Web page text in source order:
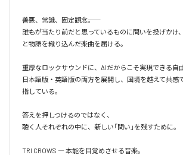
善悪、常識、固定観念――。
誰もが当たり前だと思っているものに問いを投げかけ
と物語を織り込んだ楽曲を届ける。
重厚なロックサウンドに、AIだからこそ実現できる自
日本語版・英語版の両方を展開し、国境を越えて共感
指している。
答えを押しつけるのではなく、
聴く人それぞれの中に、新しい「問い」を残すために。
TRI CROWS ― 本能を目覚めさせる音楽。